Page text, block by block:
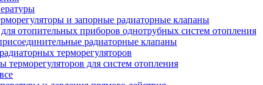
и запорные радиаторные клапаны
отопительных приборов однотрубных систем отопления
радиаторные клапаны
терморегуляторов
терморегуляторов для систем отопления